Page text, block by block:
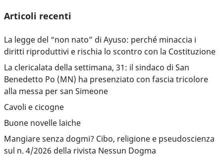
Articoli recenti
La legge del “non nato” di Ayuso: perché minaccia i
diritti riproduttivi e rischia lo scontro con la Costituzione
La clericalata della settimana, 31: il sindaco di San
Benedetto Po (MN) ha presenziato con fascia tricolore
alla messa per san Simeone
Cavoli e cicogne
Buone novelle laiche
Mangiare senza dogmi? Cibo, religione e pseudoscienza
sul n. 4/2026 della rivista Nessun Dogma